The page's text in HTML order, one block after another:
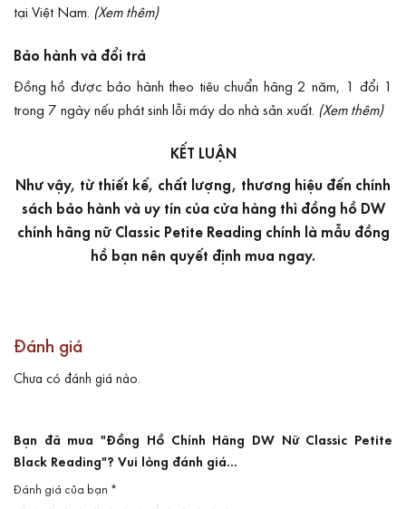
tại Việt Nam. (Xem thêm)
Bảo hành và đổi trả
Đồng hồ được bảo hành theo tiêu chuẩn hãng 2 năm, 1 đổi 1
trong 7 ngày nếu phát sinh lỗi máy do nhà sản xuất. (Xem thêm)
KẾT LUẬN
Như vậy, từ thiết kế, chất lượng, thương hiệu đến chính
sách bảo hành và uy tín của cửa hàng thì đồng hồ DW
chính hãng nữ Classic Petite Reading chính là mẫu đồng
hồ bạn nên quyết định mua ngay.
Đánh giá
Chưa có đánh giá nào.
Bạn đã mua "Đồng Hồ Chính Hãng DW Nữ Classic Petite
Black Reading"? Vui lòng đánh giá...
Đánh giá của bạn *